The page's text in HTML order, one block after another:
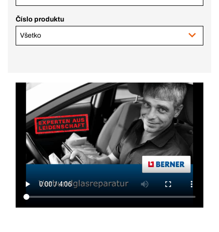
Číslo produktu
Všetko